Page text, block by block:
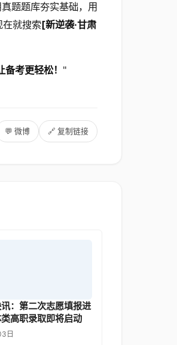
题题库夯实基础，用
在就搜索[新逆袭·甘肃
考更轻松！ "
💬 微博 🔗 复制链接
：第二次志愿填报进
高职录取即将启动
日